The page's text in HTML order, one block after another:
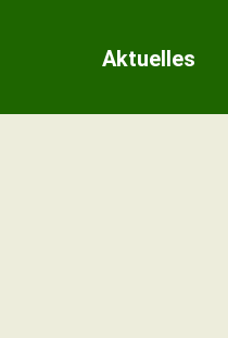
Aktuelles